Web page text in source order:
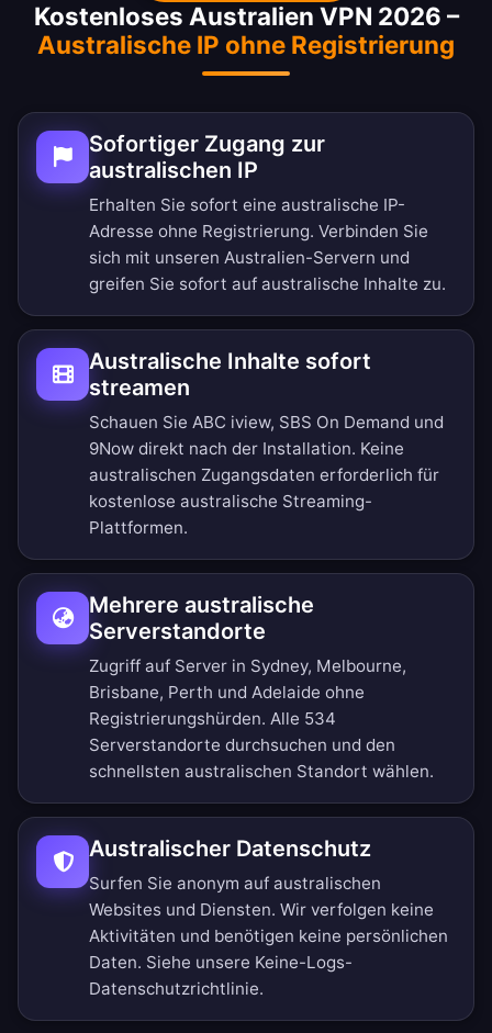
Kostenloses Australien VPN 2026 –
Australische IP ohne Registrierung
Sofortiger Zugang zur
australischen IP
Erhalten Sie sofort eine australische IP-
Adresse ohne Registrierung. Verbinden Sie
sich mit unseren Australien-Servern und
greifen Sie sofort auf australische Inhalte zu.
Australische Inhalte sofort
streamen
Schauen Sie ABC iview, SBS On Demand und
9Now direkt nach der Installation. Keine
australischen Zugangsdaten erforderlich für
kostenlose australische Streaming-
Plattformen.
Mehrere australische
Serverstandorte
Zugriff auf Server in Sydney, Melbourne,
Brisbane, Perth und Adelaide ohne
Registrierungshürden. Alle 534
Serverstandorte durchsuchen und den
schnellsten australischen Standort wählen.
Australischer Datenschutz
Surfen Sie anonym auf australischen
Websites und Diensten. Wir verfolgen keine
Aktivitäten und benötigen keine persönlichen
Daten. Siehe unsere Keine-Logs-
Datenschutzrichtlinie.